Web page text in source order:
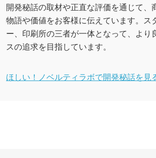
開発秘話の取材や正直な評価を通じて、
物語や価値をお客様に伝えています。ス
ー、印刷所の三者が一体となって、より
スの追求を目指しています。
ほしい！ノベルティラボで開発秘話を見